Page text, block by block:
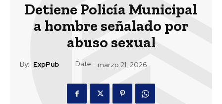
Detiene Policía Municipal
a hombre señalado por
abuso sexual
By: ExpPub Date: marzo 21, 2026